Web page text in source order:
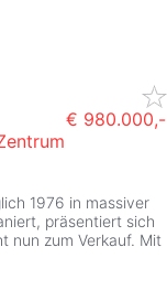
€ 980.000,-
1976 in massiver
präsentiert sich
nun zum Verkauf. Mit